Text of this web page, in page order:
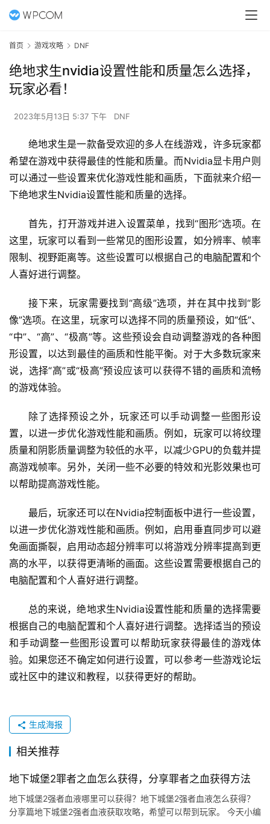
首页 游戏攻略 DNF
绝地求生nvidia设置性能和质量怎么选择，
玩家必看！
2023年5月13日 5:37 下午 DNF
绝地求生是一款备受欢迎的多人在线游戏，许多玩家都
希望在游戏中获得最佳的性能和质量。而Nvidia显卡用户则
可以通过一些设置来优化游戏性能和画质，下面就来介绍一
下绝地求生Nvidia设置性能和质量的选择。
首先，打开游戏并进入设置菜单，找到“图形”选项。在
这里，玩家可以看到一些常见的图形设置，如分辨率、帧率
限制、视野距离等。这些设置可以根据自己的电脑配置和个
人喜好进行调整。
接下来，玩家需要找到“高级”选项，并在其中找到“影
像”选项。在这里，玩家可以选择不同的质量预设，如“低”、
“中”、“高”、“极高”等。这些预设会自动调整游戏的各种图
形设置，以达到最佳的画质和性能平衡。对于大多数玩家来
说，选择“高”或“极高”预设应该可以获得不错的画质和流畅
的游戏体验。
除了选择预设之外，玩家还可以手动调整一些图形设
置，以进一步优化游戏性能和画质。例如，玩家可以将纹理
质量和阴影质量调整为较低的水平，以减少GPU的负载并提
高游戏帧率。另外，关闭一些不必要的特效和光影效果也可
以帮助提高游戏性能。
最后，玩家还可以在Nvidia控制面板中进行一些设置，
以进一步优化游戏性能和画质。例如，启用垂直同步可以避
免画面撕裂，启用动态超分辨率可以将游戏分辨率提高到更
高的水平，以获得更清晰的画面。这些设置需要根据自己的
电脑配置和个人喜好进行调整。
总的来说，绝地求生Nvidia设置性能和质量的选择需要
根据自己的电脑配置和个人喜好进行调整。选择适当的预设
和手动调整一些图形设置可以帮助玩家获得最佳的游戏体
验。如果您还不确定如何进行设置，可以参考一些游戏论坛
或社区中的建议和教程，以获得更好的帮助。
生成海报
相关推荐
地下城堡2罪者之血怎么获得，分享罪者之血获得方法
地下城堡2强者血液哪里可以获得？地下城堡2强者血液怎么获得？
分享篇地下城堡2强者血液获取攻略，希望可以帮到玩家。 今天小编